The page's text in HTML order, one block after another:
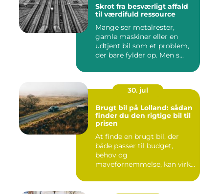
Skrot fra besværligt affald
til værdifuld ressource
Mange ser metalrester,
gamle maskiner eller en
udtjent bil som et problem,
der bare fylder op. Men s...
30. jul
Brugt bil på Lolland: sådan
finder du den rigtige bil til
prisen
At finde en brugt bil, der
både passer til budget,
behov og
mavefornemmelse, kan virke